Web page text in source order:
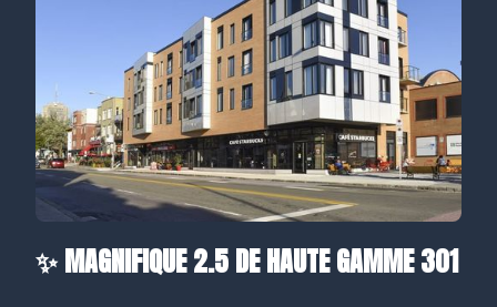
✨ MAGNIFIQUE 2.5 DE HAUTE GAMME 301